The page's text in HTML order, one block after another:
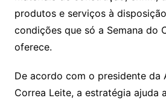
produtos e serviços à
condições que só a Semana do
oferece.
De acordo com o presidente da
Correa Leite, a estratégia ajuda